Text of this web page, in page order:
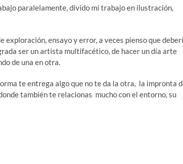
paralelamente, divido mi trabajo en ilustración,
exploración, ensayo y error, a veces pienso que
ser un artista multifacético, de hacer un día arte
de una en otra.
te entrega algo que no te da la otra, la impronta
también te relacionas mucho con el entorno, su